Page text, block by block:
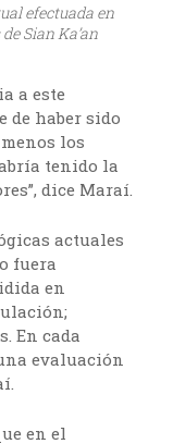
efectuada en
Sian Ka’an
a este
de haber sido
los
tenido la
dice Maraí.
actuales
fuera
en
En cada
evaluación
en el